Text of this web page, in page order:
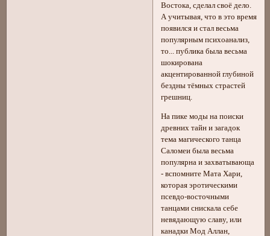
Востока, сделал своё дело.
А учитывая, что в это время
появился и стал весьма
популярным психоанализ,
то... публика была весьма
шокирована
акцентированной глубиной
бездны тёмных страстей
грешниц.
На пике моды на поиски
древних тайн и загадок
тема магического танца
Саломеи была весьма
популярна и захватывающа
- вспомните Мата Хари,
которая эротическими
псевдо-восточными
танцами снискала себе
невядающую славу, или
канадки Мод Аллан,